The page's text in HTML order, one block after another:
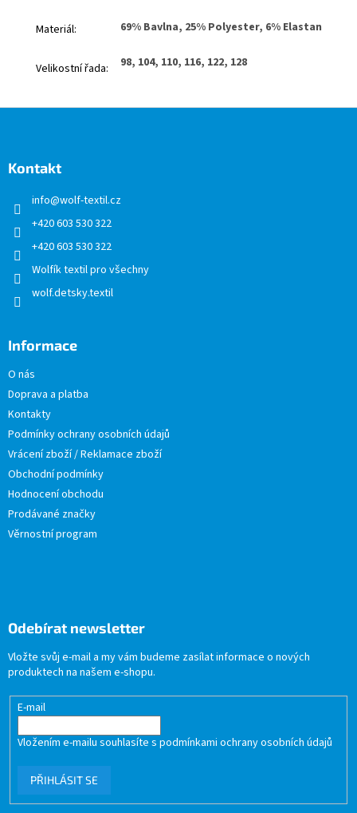
Materiál: 69% Bavlna, 25% Polyester, 6% Elastan
Velikostní řada: 98, 104, 110, 116, 122, 128
Kontakt
info@wolf-textil.cz
+420 603 530 322
+420 603 530 322
Wolfík textil pro všechny
wolf.detsky.textil
Informace
O nás
Doprava a platba
Kontakty
Podmínky ochrany osobních údajů
Vrácení zboží / Reklamace zboží
Obchodní podmínky
Hodnocení obchodu
Prodávané značky
Věrnostní program
Odebírat newsletter
Vložte svůj e-mail a my vám budeme zasílat informace o nových
produktech na našem e-shopu.
E-mail
Vložením e-mailu souhlasíte s podmínkami ochrany osobních údajů
PŘIHLÁSIT SE